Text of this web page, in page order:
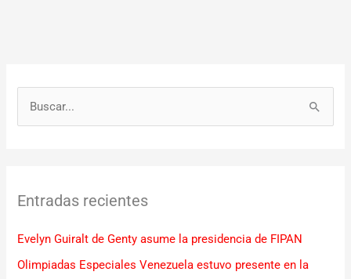
a
p
o
Entradas recientes
Evelyn Guiralt de Genty asume la presidencia de FIPAN
Olimpiadas Especiales Venezuela estuvo presente en la